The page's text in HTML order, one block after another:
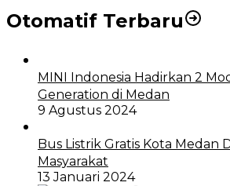
Otomatif Terbaru
MINI Indonesia Hadirkan 2
Generation di Medan
9 Agustus 2024
Bus Listrik Gratis Kota Medan
Masyarakat
13 Januari 2024